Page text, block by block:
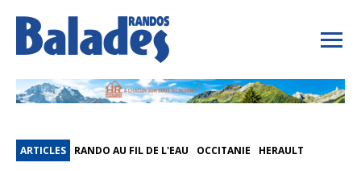
ARTICLES RANDO AU FIL DE L'EAU OCCITANIE HERAULT